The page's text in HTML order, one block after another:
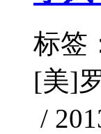
标签
[美]
/